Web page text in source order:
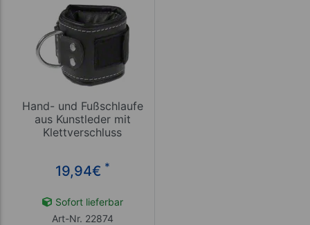
Hand- und Fußschlaufe
aus Kunstleder mit
Klettverschluss
19,94€ *
Sofort lieferbar
Art-Nr. 22874